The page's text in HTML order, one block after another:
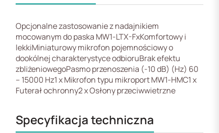
Opcjonalne zastosowanie z nadajnikiem
mocowanym do paska MW1-LTX-FxKomfortowy i
lekkiMiniaturowy mikrofon pojemnościowy o
dookólnej charakterystyce odbioruBrak efektu
zbliżeniowegoPasmo przenoszenia (-10 dB) (Hz) 60
– 15000 Hz1 x Mikrofon typu mikroport MW1-HMC1 x
Futerał ochronny2 x Osłony przeciwwietrzne
Specyfikacja techniczna